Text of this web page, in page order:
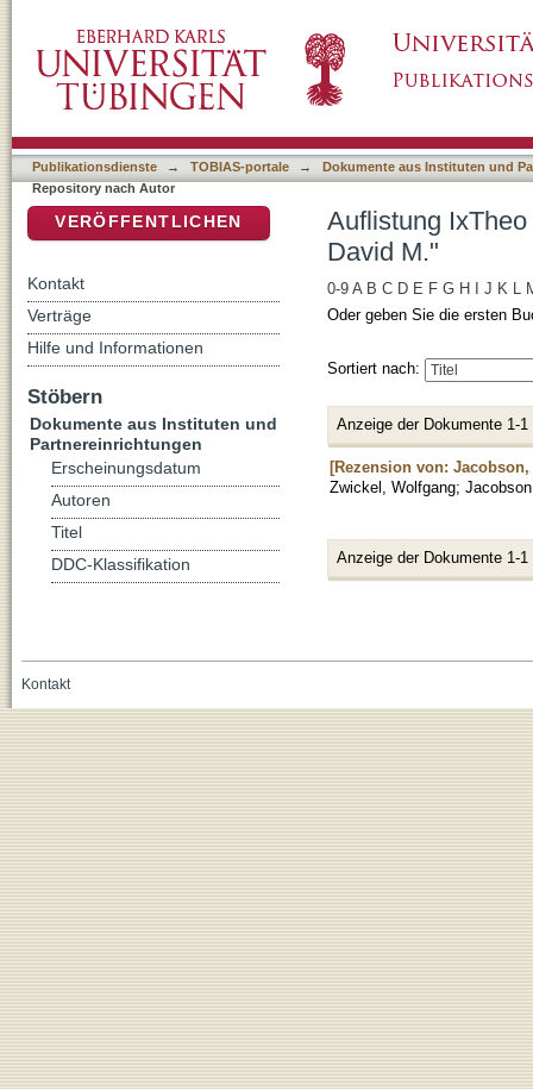
Publikationsdienste → TOBIAS-portale →
Dokumente aus Instituten und
Repository nach Autor
Auflistung
David M."
0-9 A B C D E F G H J K L
Oder geben Sie die ersten
Sortiert nach:
Anzeige der Dokumente 1-1
[Rezension von:
Zwickel, Wolfgang;
Anzeige der Dokumente 1-1
VERÖFFENTLICHEN
Kontakt
Verträge
Hilfe und Informationen
Stöbern
Dokumente aus Instituten und
Partnereinrichtungen
Erscheinungsdatum
Autoren
Titel
DDC-Klassifikation
Kontakt